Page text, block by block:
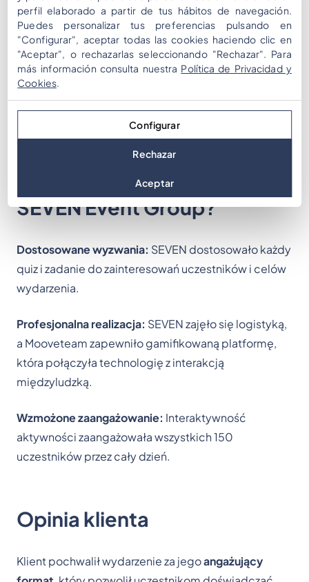
Zespoły doświadczyły większej współpracy i
zaufania dzięki interaktywnemu rozwiązywaniu
problemów.
Wykorzystanie funkcji gamifikacji Mooveteam
podkreśliło, jak technologia może przekształcić
wydarzenie korporacyjne w niezapomniane
Dlaczego Mooveteam z
SEVEN Event Group?
Dostosowane wyzwania: SEVEN dostosowało każdy
quiz i zadanie do zainteresowań uczestników i celów
wydarzenia.
Profesjonalna realizacja: SEVEN zajęło się logistyką,
a Mooveteam zapewniło gamifikowaną platformę,
która połączyła technologię z interakcją
międzyludzką.
Wzmożone zaangażowanie: Interaktywność
aktywności zaangażowała wszystkich 150
uczestników przez cały dzień.
Opinia klienta
Klient pochwalił wydarzenie za jegoangażujący
perfil elaborado a partir de tus hábitos de navegación.
Puedes personalizar tus preferencias pulsando en
"Configurar", aceptar todas las cookies haciendo clic en
"Aceptar", o rechazarlas seleccionando "Rechazar". Para
más información consulta nuestra Política de Privacidad y
Cookies.
Configurar
Rechazar
Aceptar